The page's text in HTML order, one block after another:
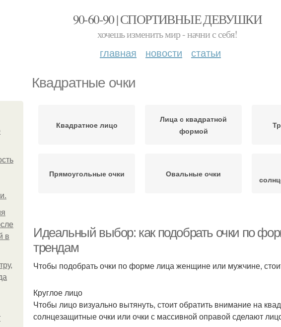
90-60-90 | СПОРТИВНЫЕ ДЕВУШКИ
хочешь изменить мир - начни с себя!
главная новости статьи
Квадратные очки
в
Квадратное лицо
Лица с квадратной
формой
Прямоугольные очки Овальные очки
Очки для круглого лица
Идеальный выбор: как подобрать очки по
трендам
Чтобы подобрать очки по форме лица женщине или мужчине,
Круглое лицо
Чтобы лицо визуально вытянуть, стоит обратить внимание на
солнцезащитные очки или очки с массивной оправой сделают